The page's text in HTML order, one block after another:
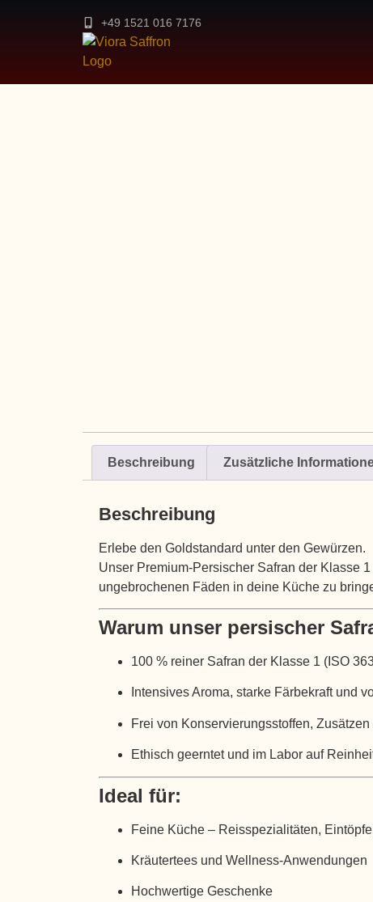
+49 1521 016 7176
Beschreibung Zusätzliche
Beschreibung
Erlebe den Goldstandard unter den Gewürzen.
Unser Premium-Persischer Safran der Klasse
ungebrochenen Fäden in deine Küche zu
Warum unser persischer
100 % reiner Safran der Klasse 1 (ISO
Intensives Aroma, starke Färbekraft und
Frei von Konservierungsstoffen,
Ethisch geerntet und im Labor auf
Ideal für:
Feine Küche – Reisspezialitäten,
Kräutertees und Wellness-Anwendungen
Hochwertige Geschenke